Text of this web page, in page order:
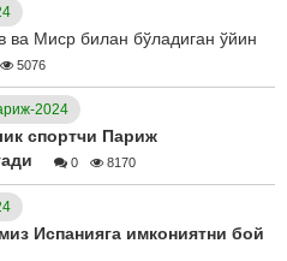
ва Миср билан бўладиган ўйин
5076
2024
спортчи Париж
0 8170
Испанияга имкониятни бой